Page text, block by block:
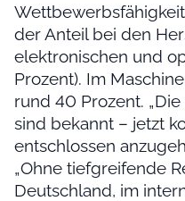
der Anteil bei den
elektronischen und
Prozent). Im
rund 40 Prozent.
sind bekannt – jetzt
entschlossen
„Ohne tiefgreifende
Deutschland, im